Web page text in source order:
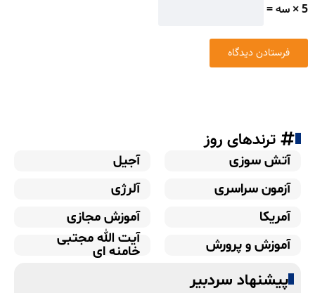
5 × سه =
ترندهای روز
آتش سوزی
آجیل
آزمون سراسری
آلرژی
آمریکا
آموزش مجازی
آموزش و پرورش
آیت الله مجتبی
خامنه ای
پیشنهاد سردبیر